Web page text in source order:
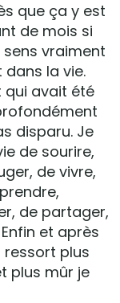
que ça y est
de mois si
vraiment
la vie.
qui avait été
disparu. Je
de sourire,
de vivre,
de partager,
et après
plus
plus mûr je